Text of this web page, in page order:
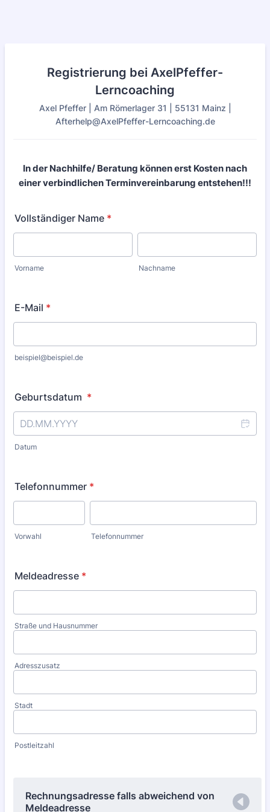
Registrierung bei AxelPfeffer-
Lerncoaching
Axel Pfeffer | Am Römerlager 31 | 55131 Mainz |
Afterhelp@AxelPfeffer-Lerncoaching.de
In der Nachhilfe/ Beratung können erst Kosten nach
einer verbindlichen Terminvereinbarung entstehen!!!
Vollständiger Name *
Vorname Nachname
E-Mail *
beispiel@beispiel.de
Geburtsdatum *
Datum
Telefonnummer *
Vorwahl Telefonnummer
Meldeadresse *
Straße und Hausnummer
Adresszusatz
Stadt
Postleitzahl
Rechnungsadresse falls abweichend von
Meldeadresse